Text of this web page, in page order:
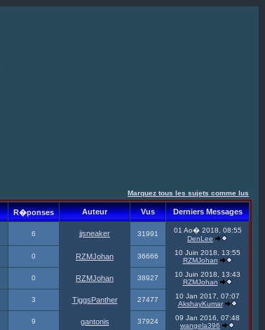
Marquez tous les sujets comme lus
R�ponses Auteur Vus Derniers Messages
6 jjsneaker 31991
01 Ao� 2018, 08:55
DenLee
0 RZMJohan 36666
10 Juin 2018, 13:55
RZMJohan
0 RZMJohan 38927
10 Juin 2018, 13:43
RZMJohan
3 TiggsPanther 27477
10 Jan 2017, 07:07
AkshayKumar
9 gantonis 37924
09 Jan 2016, 07:48
wangela396